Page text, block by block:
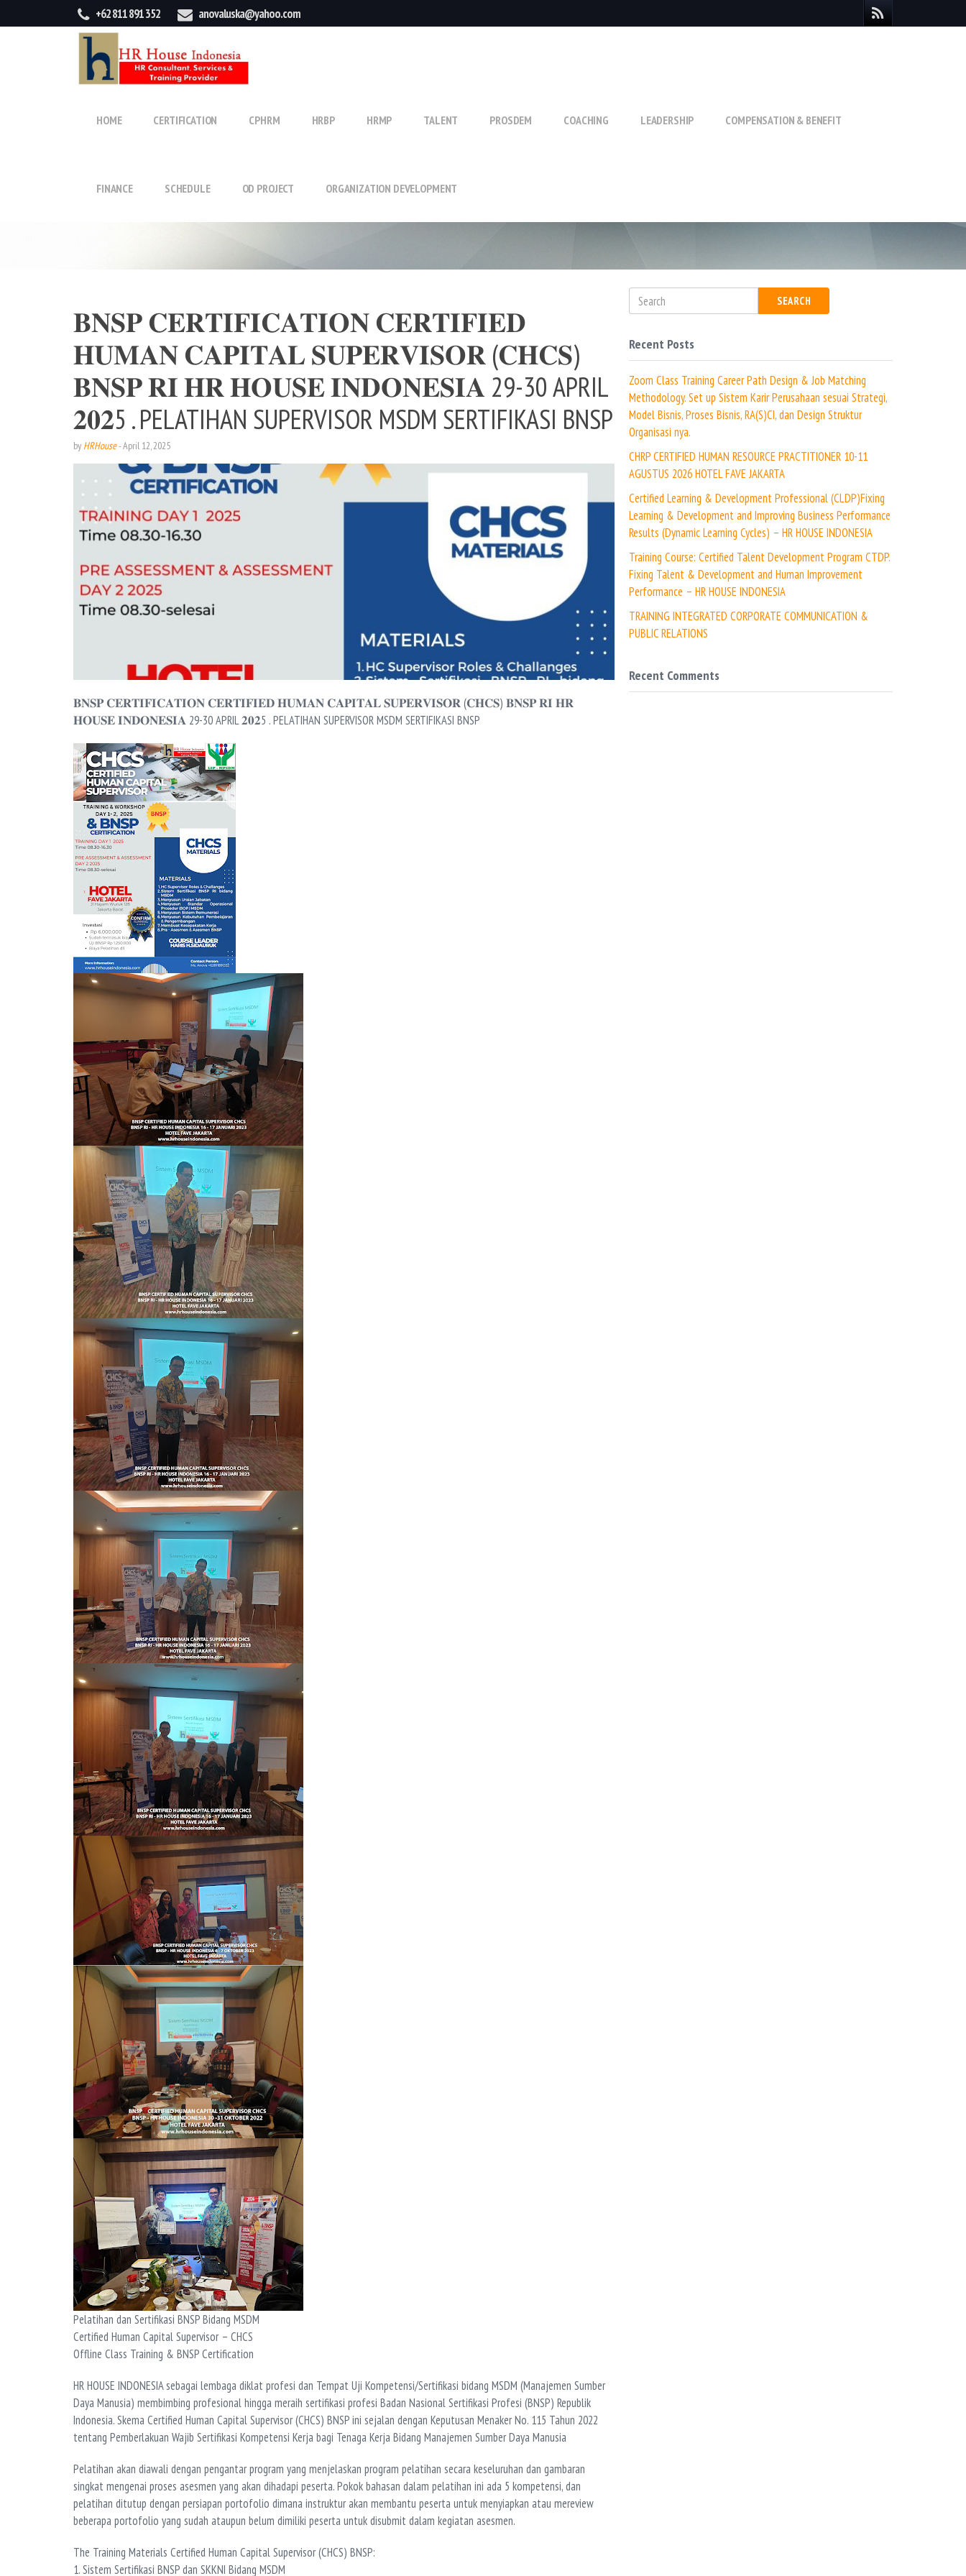
+62 811 891 352 anovaluska@yahoo.com
HOME CERTIFICATION CPHRM HRBP HRMP TALENT PROSDEM COACHING LEADERSHIP COMPENSATION & BENEFIT
FINANCE SCHEDULE OD PROJECT ORGANIZATION DEVELOPMENT
𝐁𝐍𝐒𝐏 𝐂𝐄𝐑𝐓𝐈𝐅𝐈𝐂𝐀𝐓𝐈𝐎𝐍 𝐂𝐄𝐑𝐓𝐈𝐅𝐈𝐄𝐃
𝐇𝐔𝐌𝐀𝐍 𝐂𝐀𝐏𝐈𝐓𝐀𝐋 𝐒𝐔𝐏𝐄𝐑𝐕𝐈𝐒𝐎𝐑 (𝐂𝐇𝐂𝐒)
𝐁𝐍𝐒𝐏 𝐑𝐈 𝐇𝐑 𝐇𝐎𝐔𝐒𝐄 𝐈𝐍𝐃𝐎𝐍𝐄𝐒𝐈𝐀 29-30 APRIL
𝟐𝟎𝟐5 . PELATIHAN SUPERVISOR MSDM SERTIFIKASI BNSP
by HRHouse-April 12, 2025
𝐁𝐍𝐒𝐏 𝐂𝐄𝐑𝐓𝐈𝐅𝐈𝐂𝐀𝐓𝐈𝐎𝐍 𝐂𝐄𝐑𝐓𝐈𝐅𝐈𝐄𝐃 𝐇𝐔𝐌𝐀𝐍 𝐂𝐀𝐏𝐈𝐓𝐀𝐋 𝐒𝐔𝐏𝐄𝐑𝐕𝐈𝐒𝐎𝐑 (𝐂𝐇𝐂𝐒) 𝐁𝐍𝐒𝐏 𝐑𝐈 𝐇𝐑
𝐇𝐎𝐔𝐒𝐄 𝐈𝐍𝐃𝐎𝐍𝐄𝐒𝐈𝐀 29-30 APRIL 𝟐𝟎𝟐5 . PELATIHAN SUPERVISOR MSDM SERTIFIKASI BNSP
Pelatihan dan Sertifikasi BNSP Bidang MSDM
Certified Human Capital Supervisor – CHCS
Offline Class Training & BNSP Certification
HR HOUSE INDONESIA sebagai lembaga diklat profesi dan Tempat Uji Kompetensi/Sertifikasi bidang MSDM (Manajemen Sumber
Daya Manusia) membimbing profesional hingga meraih sertifikasi profesi Badan Nasional Sertifikasi Profesi (BNSP) Republik
Indonesia. Skema Certified Human Capital Supervisor (CHCS) BNSP ini sejalan dengan Keputusan Menaker No. 115 Tahun 2022
tentang Pemberlakuan Wajib Sertifikasi Kompetensi Kerja bagi Tenaga Kerja Bidang Manajemen Sumber Daya Manusia
Pelatihan akan diawali dengan pengantar program yang menjelaskan program pelatihan secara keseluruhan dan gambaran
singkat mengenai proses asesmen yang akan dihadapi peserta. Pokok bahasan dalam pelatihan ini ada 5 kompetensi, dan
pelatihan ditutup dengan persiapan portofolio dimana instruktur akan membantu peserta untuk menyiapkan atau mereview
beberapa portofolio yang sudah ataupun belum dimiliki peserta untuk disubmit dalam kegiatan asesmen.
The Training Materials Certified Human Capital Supervisor (CHCS) BNSP:
1. Sistem Sertifikasi BNSP dan SKKNI Bidang MSDM
SEARCH
Recent Posts
Zoom Class Training Career Path Design & Job Matching
Methodology. Set up Sistem Karir Perusahaan sesuai Strategi,
Model Bisnis, Proses Bisnis, RA(S)CI, dan Design Struktur
Organisasi nya.
CHRP CERTIFIED HUMAN RESOURCE PRACTITIONER 10-11
AGUSTUS 2026 HOTEL FAVE JAKARTA
Certified Learning & Development Professional (CLDP)Fixing
Learning & Development and Improving Business Performance
Results (Dynamic Learning Cycles) – HR HOUSE INDONESIA
Training Course: Certified Talent Development Program CTDP.
Fixing Talent & Development and Human Improvement
Performance – HR HOUSE INDONESIA
TRAINING INTEGRATED CORPORATE COMMUNICATION &
PUBLIC RELATIONS
Recent Comments